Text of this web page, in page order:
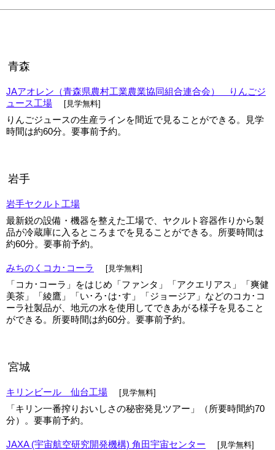
青森
JAアオレン（青森県農村工業農業協同組合連合会） りんごジ
ュース工場
[見学無料]
りんごジュースの生産ラインを間近で見ることができる。見学
時間は約60分。要事前予約。
岩手
岩手ヤクルト工場
最新鋭の設備・機器を整えた工場で、ヤクルト容器作りから製
品が冷蔵庫に入るところまでを見ることができる。所要時間は
約60分。要事前予約。
みちのくコカ･コーラ [見学無料]
「コカ･コーラ」をはじめ「ファンタ」「アクエリアス」「爽健
美茶」「綾鷹」「い･ろ･は･す」「ジョージア」などのコカ･コ
ーラ社製品が、地元の水を使用してできあがる様子を見ること
ができる。所要時間は約60分。要事前予約。
宮城
キリンビール 仙台工場 [見学無料]
「キリン一番搾りおいしさの秘密発見ツアー」（所要時間約70
分）。要事前予約。
JAXA (宇宙航空研究開発機構) 角田宇宙センター [見学無料]